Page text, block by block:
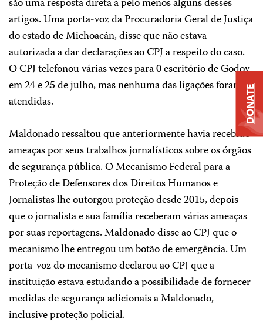
são uma resposta direta a pelo menos alguns desses
artigos. Uma porta-voz da Procuradoria Geral de Justiça
do estado de Michoacán, disse que não estava
autorizada a dar declarações ao CPJ a respeito do caso.
O CPJ telefonou várias vezes para 0 escritório de Godoy
em 24 e 25 de julho, mas nenhuma das ligações foram
atendidas.
Maldonado ressaltou que anteriormente havia recebido
ameaças por seus trabalhos jornalísticos sobre os órgãos
de segurança pública. O Mecanismo Federal para a
Proteção de Defensores dos Direitos Humanos e
Jornalistas lhe outorgou proteção desde 2015, depois
que o jornalista e sua família receberam várias ameaças
por suas reportagens. Maldonado disse ao CPJ que o
mecanismo lhe entregou um botão de emergência. Um
porta-voz do mecanismo declarou ao CPJ que a
instituição estava estudando a possibilidade de fornecer
medidas de segurança adicionais a Maldonado,
inclusive proteção policial.
DONATE